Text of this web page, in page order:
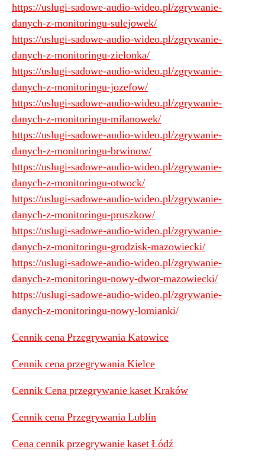
https://uslugi-sadowe-audio-wideo.pl/zgrywanie-
danych-z-monitoringu-sulejowek/
https://uslugi-sadowe-audio-wideo.pl/zgrywanie-
danych-z-monitoringu-zielonka/
https://uslugi-sadowe-audio-wideo.pl/zgrywanie-
danych-z-monitoringu-jozefow/
https://uslugi-sadowe-audio-wideo.pl/zgrywanie-
danych-z-monitoringu-milanowek/
https://uslugi-sadowe-audio-wideo.pl/zgrywanie-
danych-z-monitoringu-brwinow/
https://uslugi-sadowe-audio-wideo.pl/zgrywanie-
danych-z-monitoringu-otwock/
https://uslugi-sadowe-audio-wideo.pl/zgrywanie-
danych-z-monitoringu-pruszkow/
https://uslugi-sadowe-audio-wideo.pl/zgrywanie-
danych-z-monitoringu-grodzisk-mazowiecki/
https://uslugi-sadowe-audio-wideo.pl/zgrywanie-
danych-z-monitoringu-nowy-dwor-mazowiecki/
https://uslugi-sadowe-audio-wideo.pl/zgrywanie-
danych-z-monitoringu-nowy-lomianki/
Cennik cena Przegrywania Katowice
Cennik cena przegrywania Kielce
Cennik Cena przegrywanie kaset Kraków
Cennik cena Przegrywania Lublin
Cena cennik przegrywanie kaset Łódź